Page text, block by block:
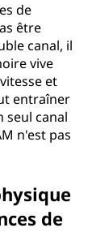
de
être
canal, il
vive
et
entraîner
seul canal
n'est pas
de